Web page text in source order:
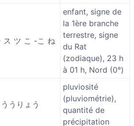
ス ツ こ -こ ね
enfant, signe de
la 1ère branche
terrestre, signe
du Rat
(zodiaque), 23 h
à 01 h, Nord (0°)
うりょう
pluviosité
(pluviométrie),
quantité de
précipitation